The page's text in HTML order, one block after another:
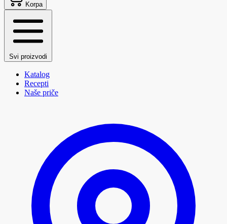
Korpa
Svi proizvodi
Katalog
Recepti
Naše priče